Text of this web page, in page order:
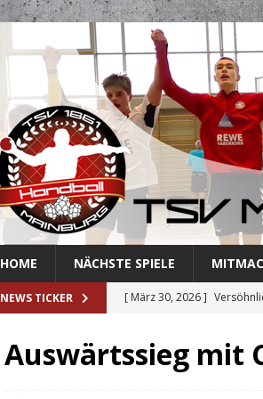
HOME NÄCHSTE SPIELE
NEWS TICKER [ März 30, 2026 ]
[ März 18, 2026 ]
Auswärtssieg mit